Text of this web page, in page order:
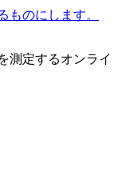
ものにします。
測定するオンライ